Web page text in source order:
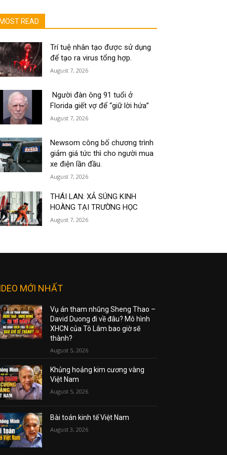
MOST READ
Trí tuệ nhân tạo được sử dụng
để tạo ra virus tổng hợp.
August 7, 2026
Người đàn ông 91 tuổi ở
Florida giết vợ để “giữ lời hứa”
August 7, 2026
Newsom công bố chương trình
giảm giá tức thì cho người mua
xe điện lần đầu.
August 7, 2026
THÁI LAN: XẢ SÚNG KINH
HOÀNG TẠI TRƯỜNG HỌC
August 7, 2026
MỚI NHẤT
Vụ án tham nhũng Sheng Thao –
David Duong đi về đâu? Mô hình
XHCN của Tô Lâm bao giờ sẽ
thành?
August 5, 2026
Khủng hoảng kim cương vàng
Việt Nam
August 5, 2026
Bài toán kinh tế Việt Nam
August 3, 2026